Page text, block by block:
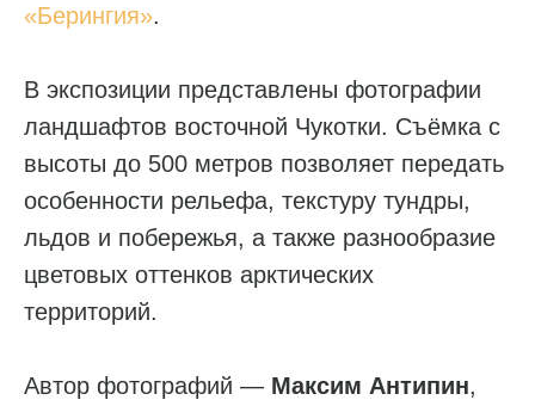
«Берингия».
В экспозиции представлены фотографии
ландшафтов восточной Чукотки. Съёмка с
высоты до 500 метров позволяет передать
особенности рельефа, текстуру тундры,
льдов и побережья, а также разнообразие
цветовых оттенков арктических
территорий.
Автор фотографий — Максим Антипин,